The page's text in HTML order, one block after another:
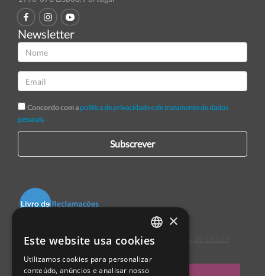
Newsletter
Concordo com a política de privacidade e de tratamento de dados
pessoais
Subscrever
Centro de Arbitragem de Conflitos de Consumo de Lisboa
PORTUGUESE
ENGLISH
×
Este website usa cookies
Utilizamos cookies para personalizar
conteúdo, anúncios e analisar nosso